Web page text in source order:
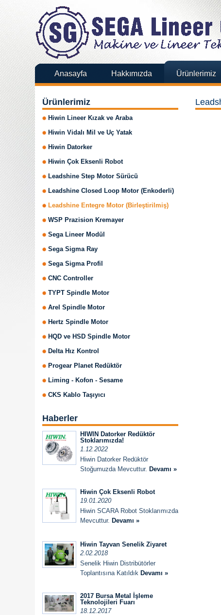
Anasayfa Hakkımızda Ürünlerimiz
Ürünlerimiz
Hiwin Lineer Kızak ve Araba
Hiwin Vidalı Mil ve Uç Yatak
Hiwin Datorker
Hiwin Çok Eksenli Robot
Leadshine Step Motor Sürücü
Leadshine Closed Loop Motor (Enkoderli)
Leadshine Entegre Motor (Birleştirilmiş)
WSP Prazision Kremayer
Sega Lineer Modül
Sega Sigma Ray
Sega Sigma Profil
CNC Controller
TYPT Spindle Motor
Arel Spindle Motor
Hertz Spindle Motor
HQD ve HSD Spindle Motor
Delta Hız Kontrol
Progear Planet Redüktör
Liming - Kofon - Sesame
CKS Kablo Taşıyıcı
Haberler
HIWIN Datorker Redüktör
Stoklarımızda!
1.12.2022
Hiwin Datorker Redüktör
Stoğumuzda Mevcuttur. Devamı »
Hiwin Çok Eksenli Robot
19.01.2020
Hiwin SCARA Robot Stoklarımızda
Mevcuttur. Devamı »
Hiwin Tayvan Senelik Ziyaret
2.02.2018
Senelik Hiwin Distribütörler
Toplantısına Katıldık Devamı »
2017 Bursa Metal İşleme
Teknolojileri Fuarı
18.12.2017